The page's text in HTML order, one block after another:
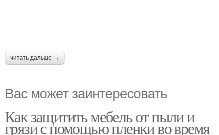
читать дальше →
Вас может заинтересовать
Как защитить мебель от пыли и
грязи с помощью пленки во время